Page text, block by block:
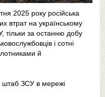
2025 року російська
втрат на українському
за останню добу
і сотні
й
штаб ЗСУ в мережі